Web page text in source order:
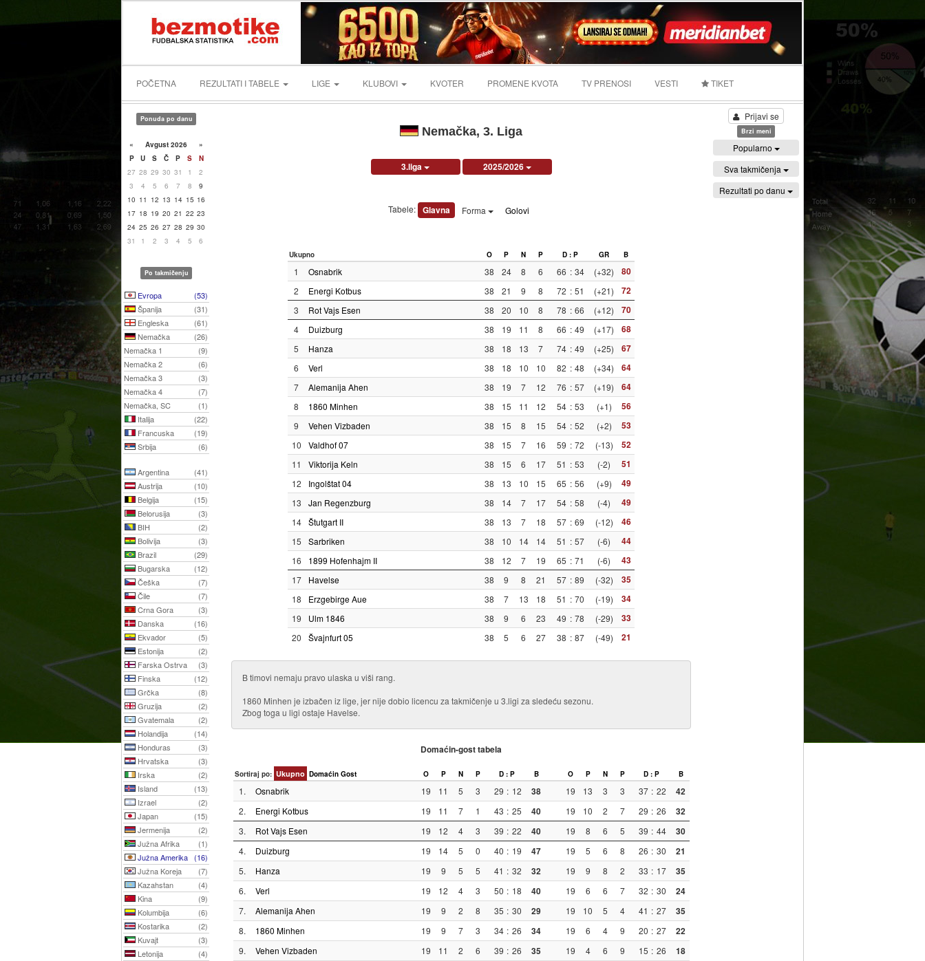
POČETNA REZULTATI I TABELE LIGE KLUBOVI KVOTER PROMENE KVOTA TV PRENOSI VESTI TIKET
Ponuda po danu
« Avgust 2026
»
P
U S Č P S
N
27 28 29 30 31 1
2
3
4 5 6 7 8
9
10 11 12 13 14 15 16
17 18 19 20 21 22 23
24 25 26 27 28 29 30
31
1 2 3 4 5 6
Po takmičenju
Evropa
(53)
Španija
(31)
Engleska
(61)
Nemačka
(26)
Nemačka 1
(9)
Nemačka 2
(6)
Nemačka 3
(3)
Nemačka 4
(7)
Nemačka, SC
(1)
Italija
(22)
Francuska
(19)
Srbija
(6)
Argentina
(41)
Austrija
(10)
Belgija
(15)
Belorusija
(3)
BIH
(2)
Bolivija
(3)
Brazil
(29)
Bugarska
(12)
Češka
(7)
Čile
(7)
Crna Gora
(3)
Danska
(16)
Ekvador
(5)
Estonija
(2)
Farska Ostrva
(3)
Finska
(12)
Grčka
(8)
Gruzija
(2)
Gvatemala
(2)
Holandija
(14)
Honduras
(3)
Hrvatska
(3)
Irska
(2)
Island
(13)
Izrael
(2)
Japan
(15)
Jermenija
(2)
Južna Afrika
(1)
Južna Amerika (16)
Južna Koreja
(7)
Kazahstan
(4)
Kina
(9)
Kolumbija
(6)
Kostarika
(2)
Kuvajt
(3)
Letonija
(4)
Nemačka, 3. Liga
3.liga 2025/2026
Tabele: Glavna Forma Golovi
Ukupno O P N P D : P GR B
1 Osnabrik 38 24 8 6 66 : 34 (+32) 80
2 Energi Kotbus 38 21 9 8 72 : 51 (+21) 72
3 Rot Vajs Esen 38 20 10 8 78 : 66 (+12) 70
4 Duizburg 38 19 11 8 66 : 49 (+17) 68
5 Hanza 38 18 13 7 74 : 49 (+25) 67
6 Verl 38 18 10 10 82 : 48 (+34) 64
7 Alemanija Ahen 38 19 7 12 76 : 57 (+19) 64
8 1860 Minhen 38 15 11 12 54 : 53 (+1) 56
9 Vehen Vizbaden 38 15 8 15 54 : 52 (+2) 53
10 Valdhof 07 38 15 7 16 59 : 72 (-13) 52
11 Viktorija Keln 38 15 6 17 51 : 53 (-2) 51
12 Ingolštat 04 38 13 10 15 65 : 56 (+9) 49
13 Jan Regenzburg 38 14 7 17 54 : 58 (-4) 49
14 Štutgart II 38 13 7 18 57 : 69 (-12) 46
15 Sarbriken 38 10 14 14 51 : 57 (-6) 44
16 1899 Hofenhajm II 38 12 7 19 65 : 71 (-6) 43
17 Havelse 38 9 8 21 57 : 89 (-32) 35
18 Erzgebirge Aue 38 7 13 18 51 : 70 (-19) 34
19 Ulm 1846 38 9 6 23 49 : 78 (-29) 33
20 Švajnfurt 05 38 5 6 27 38 : 87 (-49) 21
B timovi nemaju pravo ulaska u viši rang.
1860 Minhen je izbačen iz lige, jer nije dobio licencu za takmičenje u 3.ligi za sledeću sezonu.
Zbog toga u ligi ostaje Havelse.
Domaćin-gost tabela
Sortiraj po: Ukupno Domaćin Gost O P N P D : P B O P N P D : P B
1. Osnabrik 19 11 5 3 29 : 12 38 19 13 3 3 37 : 22 42
2. Energi Kotbus 19 11 7 1 43 : 25 40 19 10 2 7 29 : 26 32
3. Rot Vajs Esen 19 12 4 3 39 : 22 40 19 8 6 5 39 : 44 30
4. Duizburg 19 14 5 0 40 : 19 47 19 5 6 8 26 : 30 21
5. Hanza 19 9 5 5 41 : 32 32 19 9 8 2 33 : 17 35
6. Verl 19 12 4 3 50 : 18 40 19 6 6 7 32 : 30 24
7. Alemanija Ahen 19 9 2 8 35 : 30 29 19 10 5 4 41 : 27 35
8. 1860 Minhen 19 9 7 3 34 : 26 34 19 6 4 9 20 : 27 22
9. Vehen Vizbaden 19 11 2 6 39 : 26 35 19 4 6 9 15 : 26 18
Prijavi se
Brzi meni
Popularno
Sva takmičenja
Rezultati po danu